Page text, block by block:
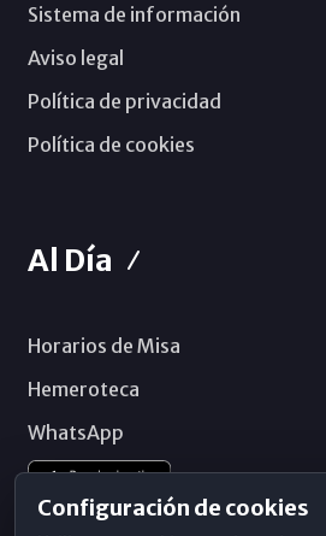
Sistema de información
Aviso legal
Política de privacidad
Política de cookies
Al Día
Horarios de Misa
Hemeroteca
WhatsApp
Configuración de cookies